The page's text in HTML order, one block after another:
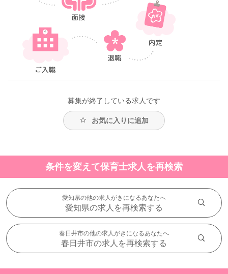
募集が終了している求人です
お気に入りに追加
条件を変えて保育士求人を再検索
愛知県の他の求人がきになるあなたへ
愛知県の求人を再検索する
春日井市の他の求人がきになるあなたへ
春日井市の求人を再検索する